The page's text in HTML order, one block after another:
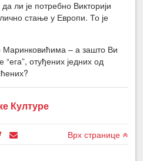
ли је потребно Викторији
стање у Европи. То је
– а зашто Ви
отуђених једних од
Културе
Врх странице